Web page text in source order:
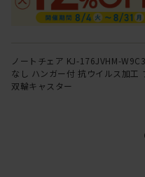
ノートチェア KJ-176JVHM-
なし ハンガー付 抗ウイルス加工
双輪キャスター